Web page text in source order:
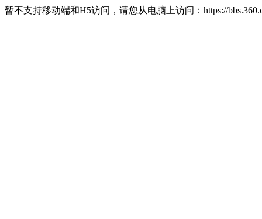
暂不支持移动端和H5访问，请您从电脑上访问：https://